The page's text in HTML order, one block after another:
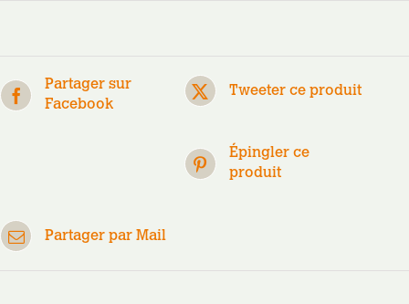
Partager sur
Facebook
Tweeter ce produit
Épingler ce
produit
Partager par Mail